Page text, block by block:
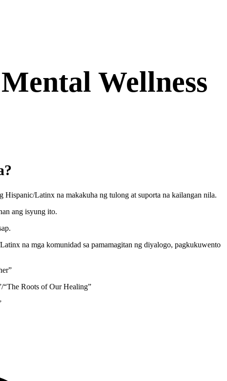
Wellness
Hispanic/Latinx na makakuha ng tulong at suporta na kailangan nila.
ang isyung ito.
na mga komunidad sa pamamagitan ng diyalogo, pagkukuwento
“The Roots of Our Healing”